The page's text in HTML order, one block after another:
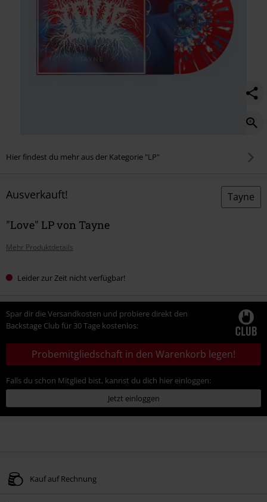
Hier findest du mehr aus der Kategorie "LP"
Ausverkauft! Tayne
"Love" LP von Tayne
Mehr Produktdetails
Leider zur Zeit nicht verfügbar!
Spar dir die Versandkosten und probiere direkt den
Backstage Club für 30 Tage kostenlos:
Probemitgliedschaft in den Warenkorb legen!
Falls du schon Mitglied bist, kannst du dich hier einloggen:
Jetzt einloggen
Kauf auf Rechnung